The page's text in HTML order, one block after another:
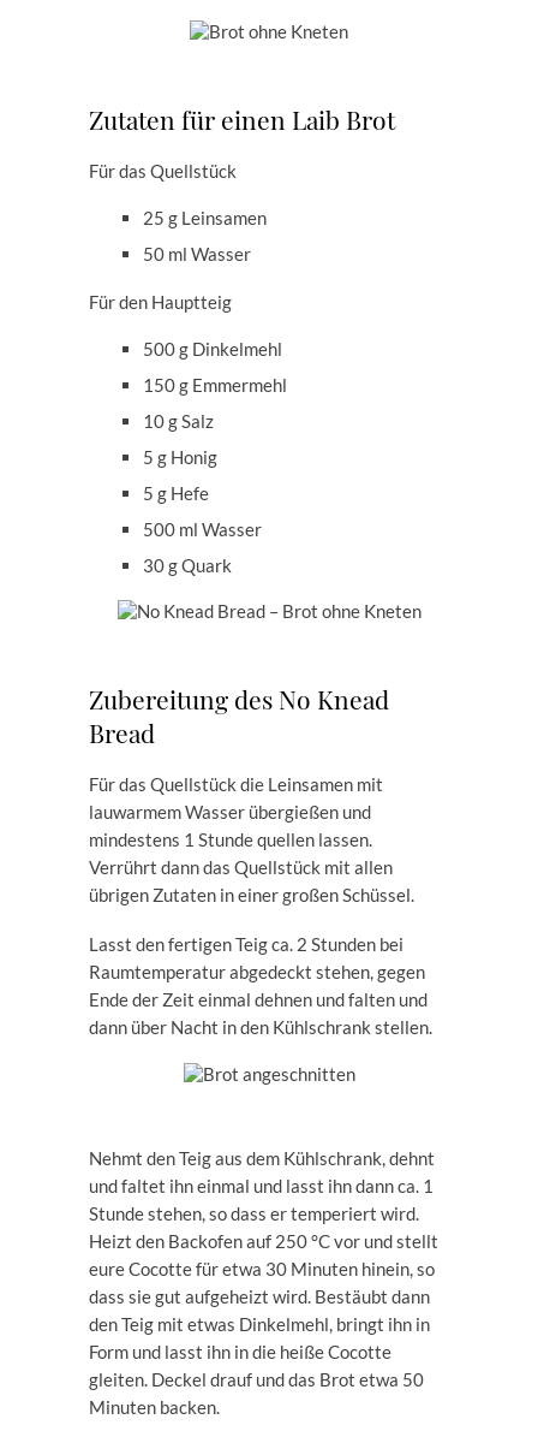
Zutaten für einen Laib Brot
Für das Quellstück
25 g Leinsamen
50 ml Wasser
Für den Hauptteig
500 g Dinkelmehl
150 g Emmermehl
10 g Salz
5 g Honig
5 g Hefe
500 ml Wasser
30 g Quark
Zubereitung des No Knead
Bread
Für das Quellstück die Leinsamen mit
lauwarmem Wasser übergießen und
mindestens 1 Stunde quellen lassen.
Verrührt dann das Quellstück mit allen
übrigen Zutaten in einer großen Schüssel.
Lasst den fertigen Teig ca. 2 Stunden bei
Raumtemperatur abgedeckt stehen, gegen
Ende der Zeit einmal dehnen und falten und
dann über Nacht in den Kühlschrank stellen.
Nehmt den Teig aus dem Kühlschrank, dehnt
und faltet ihn einmal und lasst ihn dann ca. 1
Stunde stehen, so dass er temperiert wird.
Heizt den Backofen auf 250 °C vor und stellt
eure Cocotte für etwa 30 Minuten hinein, so
dass sie gut aufgeheizt wird. Bestäubt dann
den Teig mit etwas Dinkelmehl, bringt ihn in
Form und lasst ihn in die heiße Cocotte
gleiten. Deckel drauf und das Brot etwa 50
Minuten backen.